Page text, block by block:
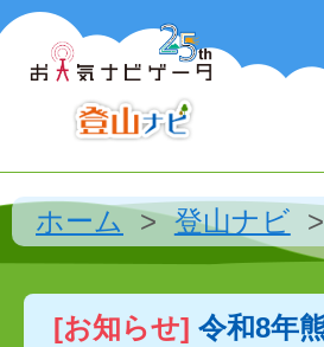
ホーム 登山ナビ
[お知らせ] 令和8年